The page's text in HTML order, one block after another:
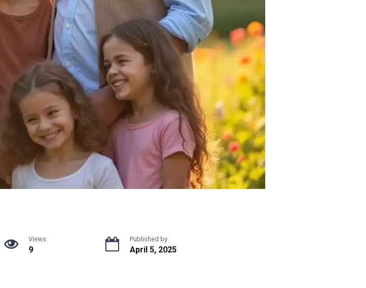
Views
9
Published by
April 5, 2025